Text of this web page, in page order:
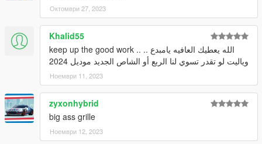
Октомври 27, 2023
Khalid55
keep up the good work .. الله يعطيك العافيه يامبدع ..
وياليت لو تقدر تسوي لنا الربع أو الشاص الجديد موديل 2024
Ноември 11, 2023
zyxonhybrid
big ass grille
Ноември 12, 2023